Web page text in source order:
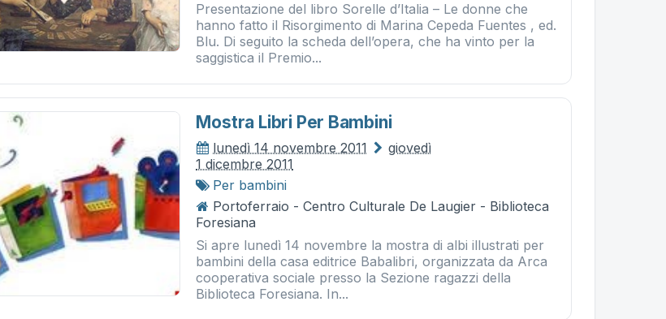
Presentazione del libro Sorelle d’Italia – Le donne che
hanno fatto il Risorgimento di Marina Cepeda Fuentes , ed.
Blu. Di seguito la scheda dell’opera, che ha vinto per la
saggistica il Premio...
Mostra Libri Per Bambini
lunedì 14 novembre 2011
giovedì
1 dicembre 2011
Per bambini
Portoferraio - Centro Culturale De Laugier - Biblioteca
Foresiana
Si apre lunedì 14 novembre la mostra di albi illustrati per
bambini della casa editrice Babalibri, organizzata da Arca
cooperativa sociale presso la Sezione ragazzi della
Biblioteca Foresiana. In...